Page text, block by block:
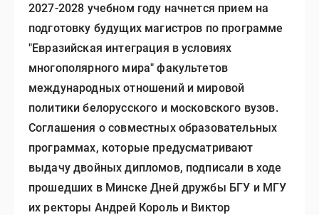
2027-2028 учебном году начнется прием на
подготовку будущих магистров по программе
"Евразийская интеграция в условиях
многополярного мира" факультетов
международных отношений и мировой
политики белорусского и московского вузов.
Соглашения о совместных образовательных
программах, которые предусматривают
выдачу двойных дипломов, подписали в ходе
прошедших в Минске Дней дружбы БГУ и МГУ
их ректоры Андрей Король и Виктор